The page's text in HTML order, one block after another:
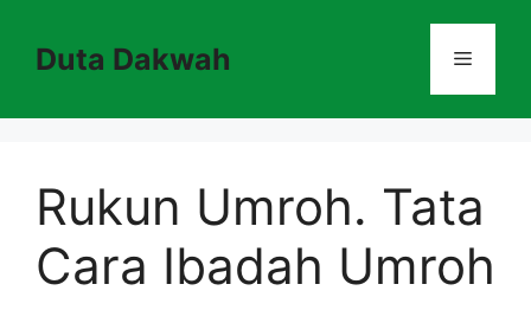
contentDuta Dakwah Menu
Rukun Umroh. Tata
Cara Ibadah Umroh